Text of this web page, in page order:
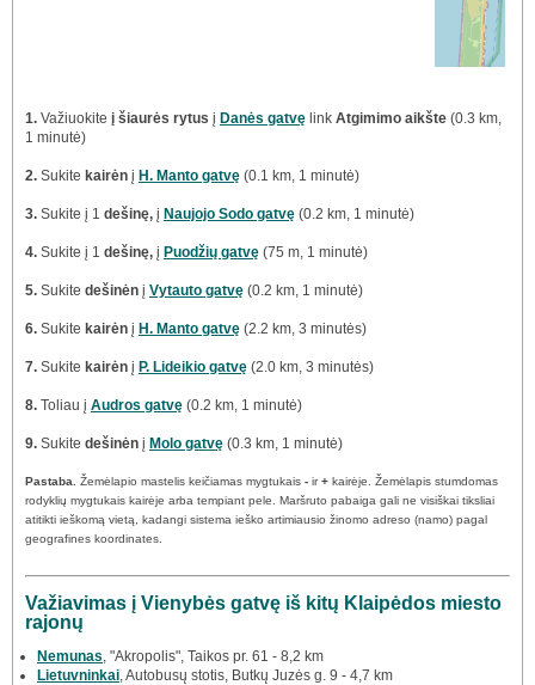
1. Važiuokite į šiaurės rytus į Danės gatvę link Atgimimo aikšte (0.3 km,
1 minutė)
2. Sukite kairėn į H. Manto gatvę (0.1 km, 1 minutė)
3. Sukite į 1 dešinę, į Naujojo Sodo gatvę (0.2 km, 1 minutė)
4. Sukite į 1 dešinę, į Puodžių gatvę (75 m, 1 minutė)
5. Sukite dešinėn į Vytauto gatvę (0.2 km, 1 minutė)
6. Sukite kairėn į H. Manto gatvę (2.2 km, 3 minutės)
7. Sukite kairėn į P. Lideikio gatvę (2.0 km, 3 minutės)
8. Toliau į Audros gatvę (0.2 km, 1 minutė)
9. Sukite dešinėn į Molo gatvę (0.3 km, 1 minutė)
Pastaba. Žemėlapio mastelis keičiamas mygtukais - ir+ kairėje. Žemėlapis stumdomas
rodyklių mygtukais kairėje arba tempiant pele. Maršruto pabaiga gali ne visiškai tiksliai
atitikti ieškomą vietą, kadangi sistema ieško artimiausio žinomo adreso (namo) pagal
geografines koordinates.
Važiavimas į Vienybės gatvę iš kitų Klaipėdos miesto
rajonų
Nemunas , "Akropolis", Taikos pr. 61 - 8,2 km
Lietuvninkai , Autobusų stotis, Butkų Juzės g. 9 - 4,7 km